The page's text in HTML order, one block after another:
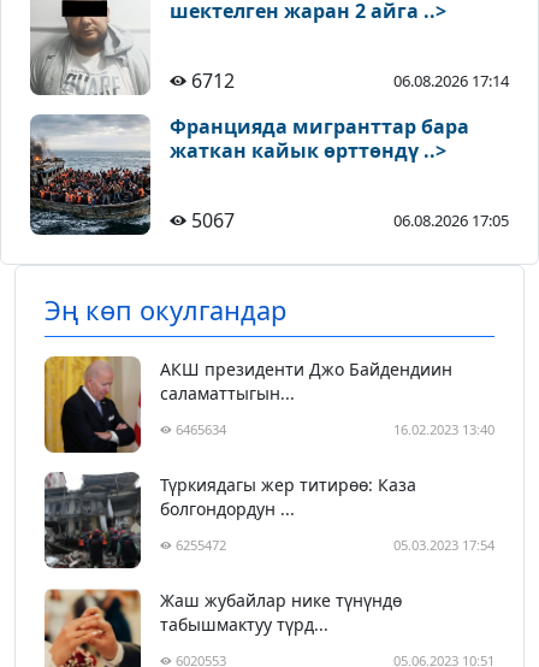
шектелген жаран 2 айга ..>
6712 06.08.2026 17:14
Францияда мигранттар бара
жаткан кайык өрттөндү ..>
5067 06.08.2026 17:05
Эң көп окулгандар
АКШ президенти Джо Байдендиин
саламаттыгын...
6465634 16.02.2023 13:40
Түркиядагы жер титирөө: Каза
болгондордун ...
6255472 05.03.2023 17:54
Жаш жубайлар нике түнүндө
табышмактуу түрд...
6020553 05.06.2023 10:51